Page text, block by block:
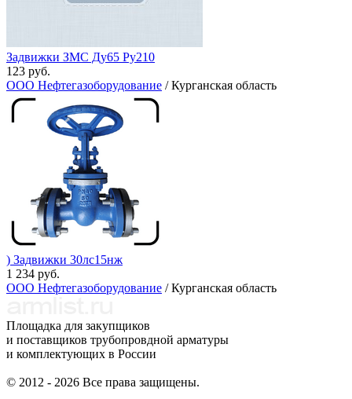
Задвижки ЗМС Ду65 Ру210
123 руб.
ООО Нефтегазоборудование / Курганская область
) Задвижки 30лс15нж
1 234 руб.
ООО Нефтегазоборудование / Курганская область
Площадка для закупщиков
и поставщиков трубопровдной арматуры
и комплектующих в России
© 2012 - 2026 Все права защищены.